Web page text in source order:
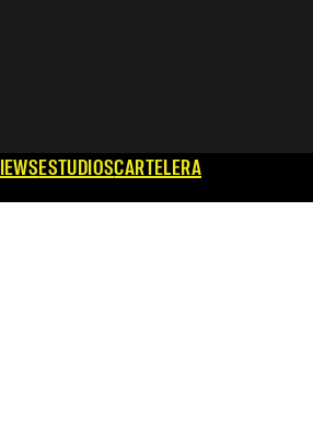
ESTUDIOSCARTELERA